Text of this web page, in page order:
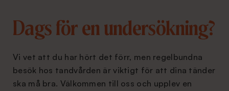
Dags för en undersökning?
Vi vet att du har hört det förr, men regelbundna
besök hos tandvården är viktigt för att dina tänder
ska må bra. Välkommen till oss och upplev en